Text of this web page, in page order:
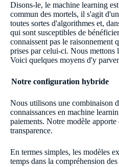
Disons-le, le machine learning
commun des mortels, il s'agit
toutes sortes d'algorithmes et,
qui sont susceptibles de
connaissent pas le raisonnement
prises par celui-ci. Nous mettons
Voici quelques moyens d'y
Notre configuration hybride
Nous utilisons une combinaison
connaissances en machine
paiements. Notre modèle apporte
transparence.
En termes simples, les modèles
temps dans la compréhension